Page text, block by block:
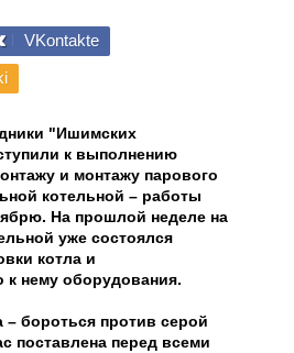
VKontakte
"Ишимских
к выполнению
и монтажу парового
котельной – работы
На прошлой неделе на
уже состоялся
котла и
к нему оборудования.
– бороться против серой
поставлена перед всеми